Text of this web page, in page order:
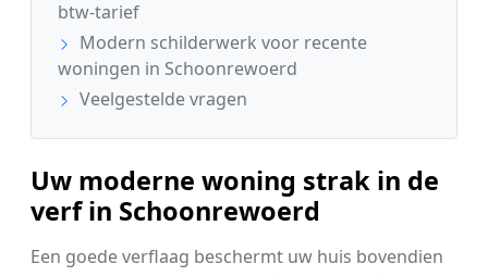
btw-tarief
Modern schilderwerk voor recente
woningen in Schoonrewoerd
Veelgestelde vragen
Uw moderne woning strak in de
verf in Schoonrewoerd
Een goede verflaag beschermt uw huis bovendien